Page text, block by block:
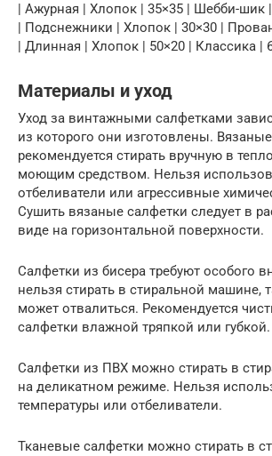
| Ажурная | Хлопок | 35×35 | Шебби-шик |
| Подснежники | Хлопок | 30×30 |
| Длинная | Хлопок | 50×20 | Классика |
Материалы и уход
Уход за винтажными салфетками
из которого они изготовлены.
рекомендуется стирать вручную в
моющим средством. Нельзя
отбеливатели или агрессивные
Сушить вязаные салфетки следует в
виде на горизонтальной поверхности.
Салфетки из бисера требуют особого
нельзя стирать в стиральной машине,
может отвалиться. Рекомендуется
салфетки влажной тряпкой или губкой.
Салфетки из ПВХ можно стирать в
на деликатном режиме. Нельзя
температуры или отбеливатели.
Тканевые салфетки можно стирать в